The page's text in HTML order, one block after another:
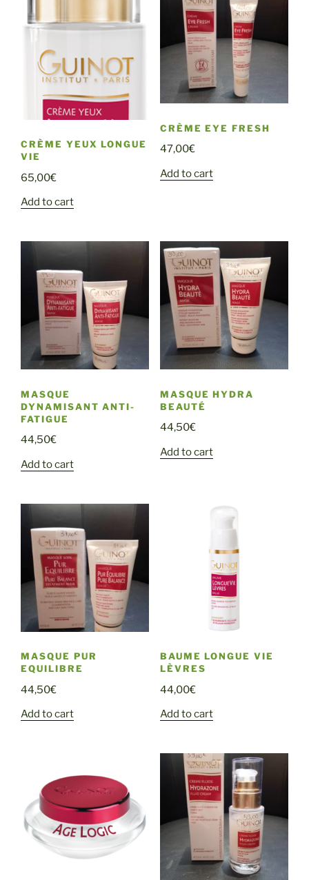
CRÈME YEUX LONGUE
VIE
65,00€
Add to cart
CRÈME EYE FRESH
47,00€
Add to cart
MASQUE
DYNAMISANT ANTI-
FATIGUE
44,50€
Add to cart
MASQUE HYDRA
BEAUTÉ
44,50€
Add to cart
MASQUE PUR
EQUILIBRE
44,50€
Add to cart
BAUME LONGUE VIE
LÈVRES
44,00€
Add to cart